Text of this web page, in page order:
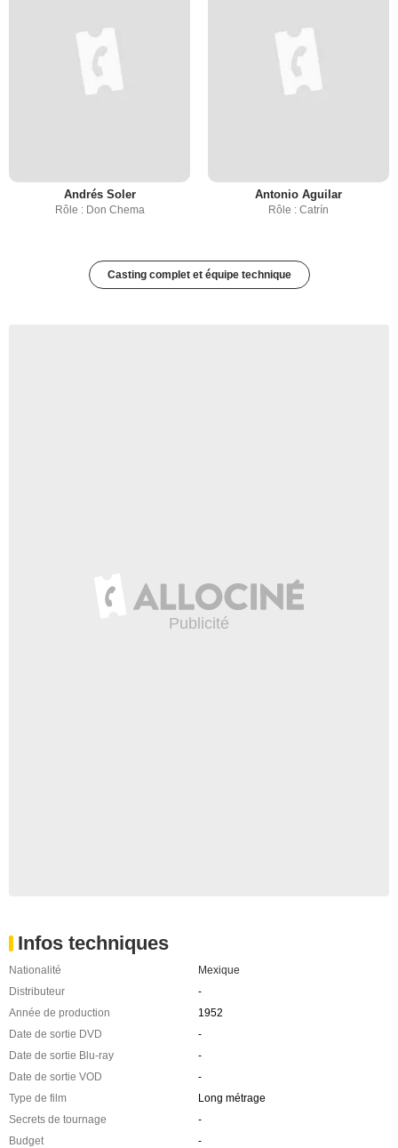
Andrés Soler
Rôle : Don Chema
Antonio Aguilar
Rôle : Catrín
Casting complet et équipe technique
Infos techniques
Nationalité
Mexique
Distributeur
-
Année de production
1952
Date de sortie DVD
-
Date de sortie Blu-ray
-
Date de sortie VOD
-
Type de film
Long métrage
Secrets de tournage
-
Budget
-